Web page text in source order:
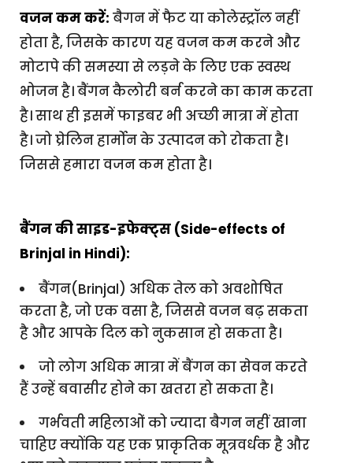
वजन कम करें: बैगन में फैट या कोलेस्ट्रॉल नहीं
होता है, जिसके कारण यह वजन कम करने और
मोटापे की समस्या से लड़ने के लिए एक स्वस्थ
भोजन है। बैंगन कैलोरी बर्न करने का काम करता
है। साथ ही इसमें फाइबर भी अच्छी मात्रा में होता
है। जो घ्रेलिन हार्मोन के उत्पादन को रोकता है।
जिससे हमारा वजन कम होता है।
बैंगन की साइड-इफेक्ट्स (Side-effects of
Brinjal in Hindi):
बैंगन(Brinjal) अधिक तेल को अवशोषित
करता है, जो एक वसा है, जिससे वजन बढ़ सकता
है और आपके दिल को नुकसान हो सकता है।
जो लोग अधिक मात्रा में बैंगन का सेवन करते
हैं उन्हें बवासीर होने का खतरा हो सकता है।
गर्भवती महिलाओं को ज्यादा बैगन नहीं खाना
चाहिए क्योंकि यह एक प्राकृतिक मूत्रवर्धक है और